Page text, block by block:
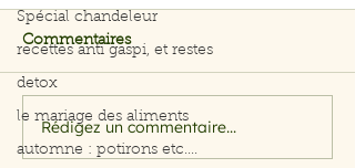
Spécial chandeleur
recettes anti gaspi, et restes
detox
le mariage des aliments
automne : potirons etc....
Filet de saumon aux
herbes et citron
Commentaires
Rédigez un commentaire...